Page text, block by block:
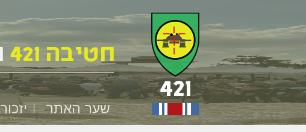
שער האתר יזכור